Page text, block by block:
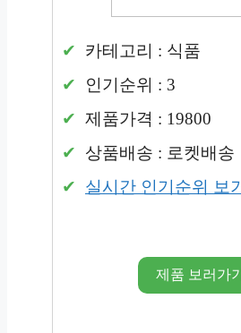
카테고리 : 식품
인기순위 : 3
제품가격 : 19800
상품배송 : 로켓배송
실시간 인기순위 보기
제품 보러가기